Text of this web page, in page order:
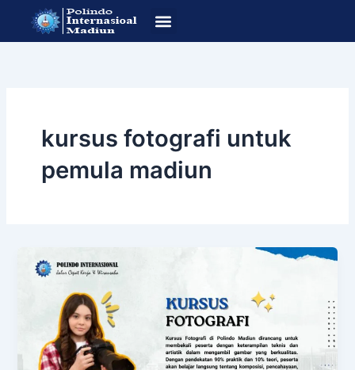
konten
kursus fotografi untuk
pemula madiun